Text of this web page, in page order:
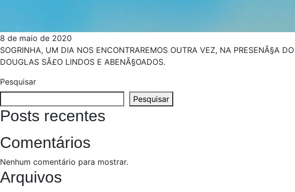
8 de maio de 2020
SOGRINHA, UM DIA NOS ENCONTRAREMOS OUTRA VEZ, NA PRESENÃ§A
DOUGLAS SÃ£O LINDOS E ABENÃ§OADOS.
Pesquisar
Pesquisar
Posts recentes
Comentários
Nenhum comentário para mostrar.
Arquivos